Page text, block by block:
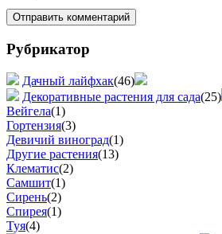
Рубрикатор
Дачный лайфхак(46)
Декоративные растения для сада(25)
Вейгела(1)
Гортензия(3)
Девичий виноград(1)
Другие растения(13)
Клематис(2)
Самшит(1)
Сирень(2)
Спирея(1)
Туя(4)